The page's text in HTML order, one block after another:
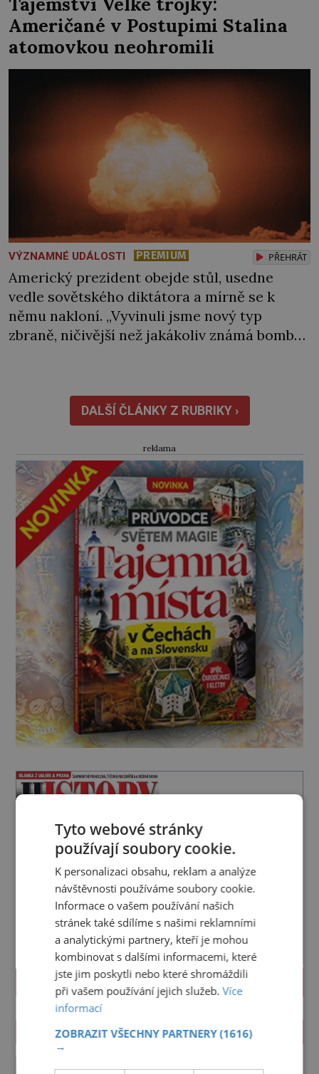
Mají zrovna společný cíl, tím to začíná a
končí. Nedělá si iluze, že jejich spojenectví
přežije Hitlera… „Země Osy již […]
Američané v Postupimi Stalina
atomovkou neohromili
VÝZNAMNÉ UDÁLOSTI PREMIUM PŘEHRÁT
Americký prezident obejde stůl, usedne
vedle sovětského diktátora a mírně se k
němu nakloní. „Vyvinuli jsme nový typ
zbraně, ničivější než jakákoliv známá bomba,“
nehne ani brvou. Jediný vlas se mu nepohne
na hlavě. Chápe vůbec, co mu Truman právě
DALŠÍ ČLÁNKY Z RUBRIKY ›
reklama
PROLISTOVAT
ZAJÍMAVOSTI
Tyto webové stránky
používají soubory cookie.
K personalizaci obsahu, reklam a analýze
návštěvnosti používáme soubory cookie.
Informace o vašem používání našich
stránek také sdílíme s našimi reklamními
a analytickými partnery, kteří je mohou
kombinovat s dalšími informacemi, které
jste jim poskytli nebo které shromáždili
při vašem používání jejich služeb.Více
informací
ZOBRAZIT VŠECHNY PARTNERY(1616)
→